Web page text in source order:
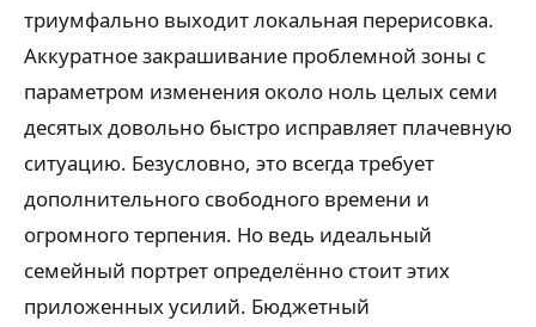
триумфально выходит локальная перерисовка.
Аккуратное закрашивание проблемной зоны с
параметром изменения около ноль целых семи
десятых довольно быстро исправляет плачевную
ситуацию. Безусловно, это всегда требует
дополнительного свободного времени и
огромного терпения. Но ведь идеальный
семейный портрет определённо стоит этих
приложенных усилий. Бюджетный